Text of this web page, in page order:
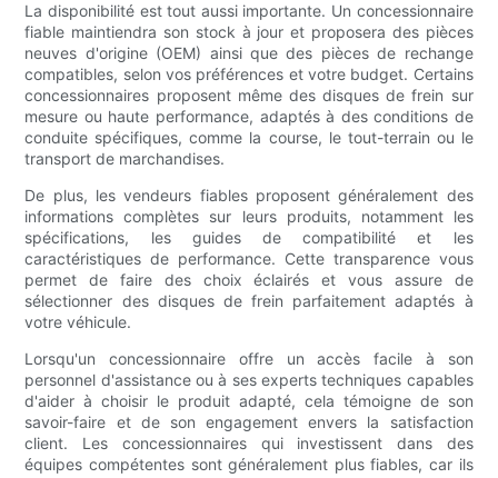
La disponibilité est tout aussi importante. Un concessionnaire
fiable maintiendra son stock à jour et proposera des pièces
neuves d'origine (OEM) ainsi que des pièces de rechange
compatibles, selon vos préférences et votre budget. Certains
concessionnaires proposent même des disques de frein sur
mesure ou haute performance, adaptés à des conditions de
conduite spécifiques, comme la course, le tout-terrain ou le
transport de marchandises.
De plus, les vendeurs fiables proposent généralement des
informations complètes sur leurs produits, notamment les
spécifications, les guides de compatibilité et les
caractéristiques de performance. Cette transparence vous
permet de faire des choix éclairés et vous assure de
sélectionner des disques de frein parfaitement adaptés à
votre véhicule.
Lorsqu'un concessionnaire offre un accès facile à son
personnel d'assistance ou à ses experts techniques capables
d'aider à choisir le produit adapté, cela témoigne de son
savoir-faire et de son engagement envers la satisfaction
client. Les concessionnaires qui investissent dans des
équipes compétentes sont généralement plus fiables, car ils